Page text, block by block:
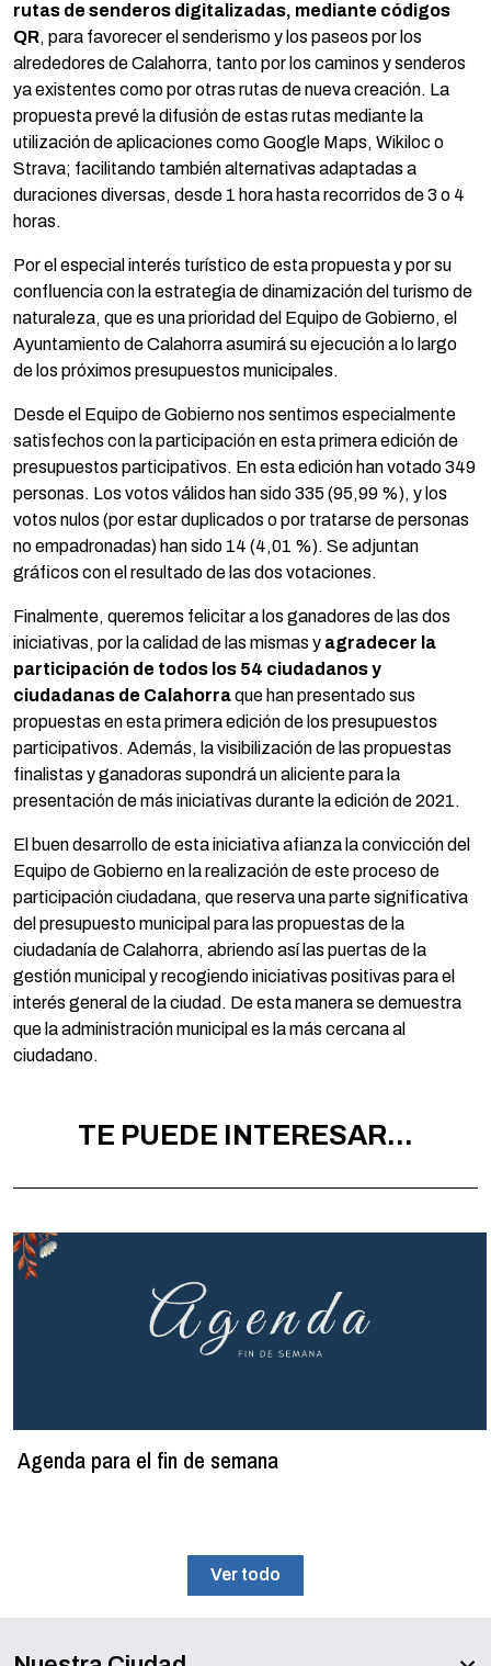
rutas de senderos digitalizadas, mediante códigos
QR, para favorecer el senderismo y los paseos por los
alrededores de Calahorra, tanto por los caminos y senderos
ya existentes como por otras rutas de nueva creación. La
propuesta prevé la difusión de estas rutas mediante la
utilización de aplicaciones como Google Maps, Wikiloc o
Strava; facilitando también alternativas adaptadas a
duraciones diversas, desde 1 hora hasta recorridos de 3 o 4
horas.
Por el especial interés turístico de esta propuesta y por su
confluencia con la estrategia de dinamización del turismo de
naturaleza, que es una prioridad del Equipo de Gobierno, el
Ayuntamiento de Calahorra asumirá su ejecución a lo largo
de los próximos presupuestos municipales.
Desde el Equipo de Gobierno nos sentimos especialmente
satisfechos con la participación en esta primera edición de
presupuestos participativos. En esta edición han votado 349
personas. Los votos válidos han sido 335 (95,99 %), y los
votos nulos (por estar duplicados o por tratarse de personas
no empadronadas) han sido 14 (4,01 %). Se adjuntan
gráficos con el resultado de las dos votaciones.
Finalmente, queremos felicitar a los ganadores de las dos
iniciativas, por la calidad de las mismas y agradecer la
participación de todos los 54 ciudadanos y
ciudadanas de Calahorraque han presentado sus
propuestas en esta primera edición de los presupuestos
participativos. Además, la visibilización de las propuestas
finalistas y ganadoras supondrá un aliciente para la
presentación de más iniciativas durante la edición de 2021.
El buen desarrollo de esta iniciativa afianza la convicción del
Equipo de Gobierno en la realización de este proceso de
participación ciudadana, que reserva una parte significativa
del presupuesto municipal para las propuestas de la
ciudadanía de Calahorra, abriendo así las puertas de la
gestión municipal y recogiendo iniciativas positivas para el
interés general de la ciudad. De esta manera se demuestra
que la administración municipal es la más cercana al
ciudadano.
TE PUEDE INTERESAR...
Agenda para el fin de semana
Ver todo